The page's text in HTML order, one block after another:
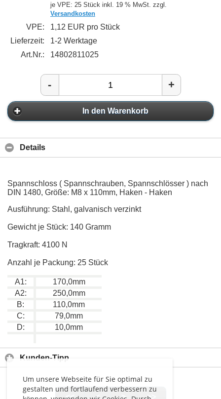
Um unsere Webseite für Sie optimal zu
gestalten und fortlaufend verbessern zu
je VPE: 25 Stück inkl. 19 % MwSt. zzgl.
Versandkosten
VPE:
1,12 EUR pro Stück
Lieferzeit:
1-2 Werktage
Art.Nr.:
14802811025
- +
In den Warenkorb
Details
Spannschloss ( Spannschrauben, Spannschlösser ) nach
DIN 1480, Größe: M8 x 110mm, Haken - Haken
Ausführung: Stahl, galvanisch verzinkt
Gewicht je Stück: 140 Gramm
Tragkraft: 4100 N
Anzahl je Packung: 25 Stück
A1:
170,0mm
A2:
250,0mm
B:
110,0mm
C:
79,0mm
D:
10,0mm
Kunden-Tipp
<< < > >>